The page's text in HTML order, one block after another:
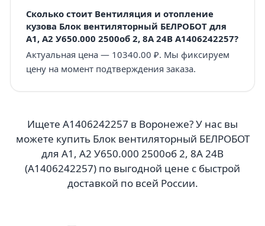
Сколько стоит Вентиляция и отопление
кузова Блок вентиляторный БЕЛРОБОТ для
А1, А2 У650.000 2500об 2, 8А 24В A1406242257?
Актуальная цена — 10340.00 ₽. Мы фиксируем
цену на момент подтверждения заказа.
Ищете A1406242257 в Воронеже? У нас вы
можете купить Блок вентиляторный БЕЛРОБОТ
для А1, А2 У650.000 2500об 2, 8А 24В
(A1406242257) по выгодной цене с быстрой
доставкой по всей России.